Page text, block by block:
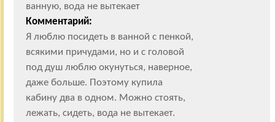
ванную, вода не вытекает
Комментарий:
Я люблю посидеть в ванной с пенкой,
всякими причудами, но и с головой
под душ люблю окунуться, наверное,
даже больше. Поэтому купила
кабину два в одном. Можно стоять,
лежать, сидеть, вода не вытекает.